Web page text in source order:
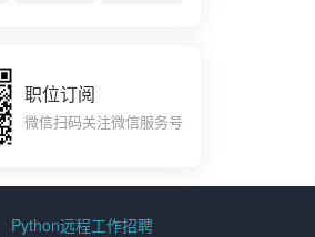
职位订阅
微信扫码关注微信服务号
Python远程工作招聘